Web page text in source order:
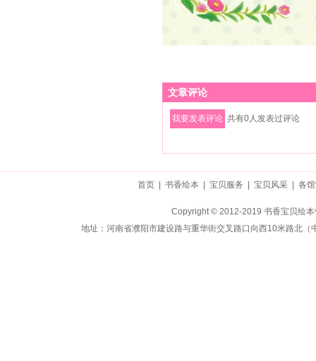
文章评论
共有0 人发表过评论
首页 书香绘本 宝贝服务 宝贝风采 各
Copyright © 2012-2019 书香宝贝绘
地址：河南省濮阳市建设路与重华街交叉路口向西10米路北